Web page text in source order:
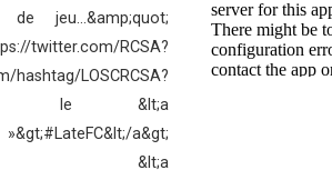
jeu…&amp;quot;
RCSA?
LOSCRCSA?
dans le &lt;a
a&gt;
&lt;a